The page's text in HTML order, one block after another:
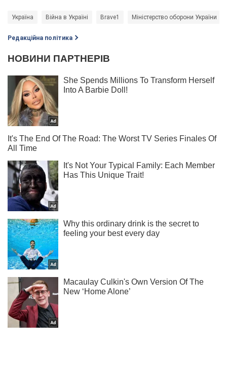
Україна Війна в Україні Brave1 Міністерство оборони України
Редакційна політика